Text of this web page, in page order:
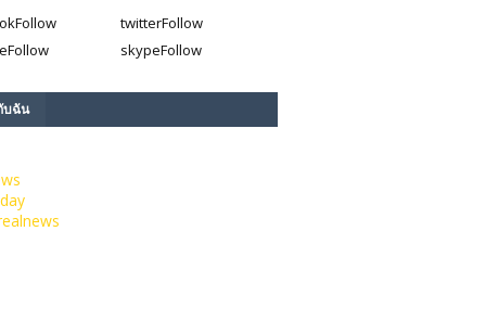
Follow twitterFollow
Follow skypeFollow
บฉัน